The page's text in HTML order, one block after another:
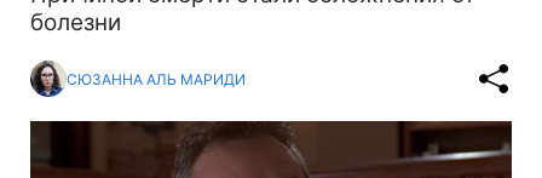
болезни
СЮЗАННА АЛЬ МАРИДИ